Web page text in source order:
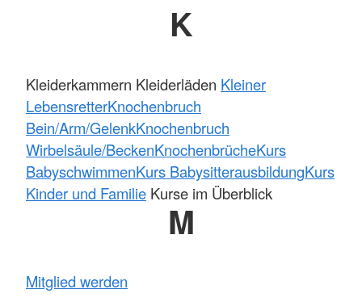
K
Kleiderkammern Kleiderläden Kleiner
LebensretterKnochenbruch
Bein/Arm/GelenkKnochenbruch
Wirbelsäule/BeckenKnochenbrücheKurs
BabyschwimmenKurs BabysitterausbildungKurs
Kinder und Familie Kurse im Überblick
M
Mitglied werden